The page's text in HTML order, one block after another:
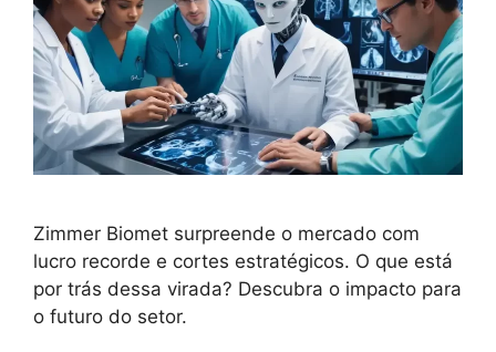
Zimmer Biomet surpreende o mercado com
lucro recorde e cortes estratégicos. O que está
por trás dessa virada? Descubra o impacto para
o futuro do setor.